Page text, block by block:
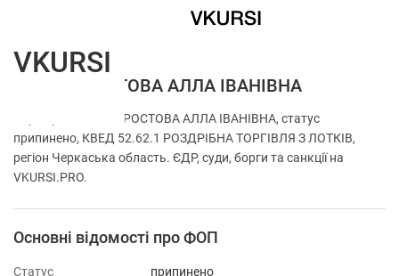
ФОП НАРОСТОВА АЛЛА ІВАНІВНА
Перевірка ФОП НАРОСТОВА АЛЛА ІВАНІВНА, статус
припинено, КВЕД 52.62.1 РОЗДРІБНА ТОРГІВЛЯ З ЛОТКІВ,
регіон Черкаська область. ЄДР, суди, борги та санкції на
VKURSI.PRO.
Основні відомості про ФОП
Статус
припинено
VKURSI